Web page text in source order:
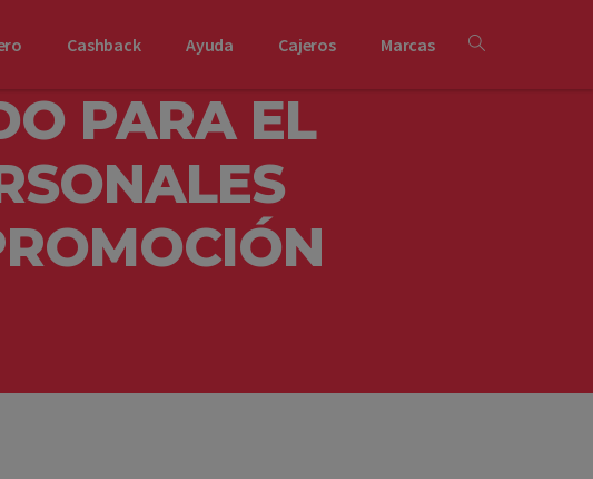
Cashback Ayuda Cajeros Marcas
PARA EL